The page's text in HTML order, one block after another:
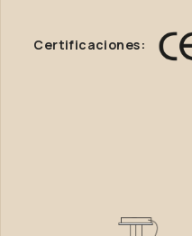
Certificaciones: